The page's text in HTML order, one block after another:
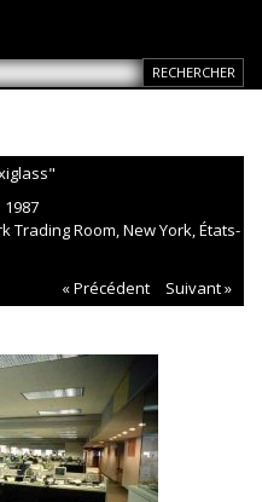
Trading Room, New York, États-
« Précédent
Suivant »